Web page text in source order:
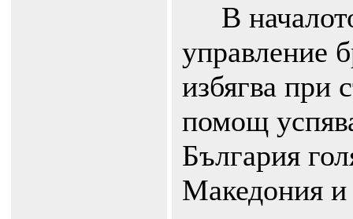
В
управление
избягва при
помощ
България
Македония и